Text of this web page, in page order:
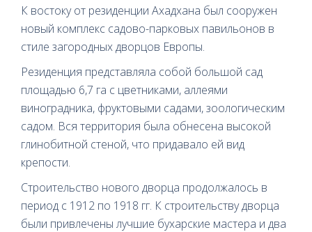
К востоку от резиденции Ахадхана был сооружен
новый комплекс садово-парковых павильонов в
стиле загородных дворцов Европы.
Резиденция представляла собой большой сад
площадью 6,7 га с цветниками, аллеями
виноградника, фруктовыми садами, зоологическим
садом. Вся территория была обнесена высокой
глинобитной стеной, что придавало ей вид
крепости.
Строительство нового дворца продолжалось в
период с 1912 по 1918 гг. К строительству дворца
были привлечены лучшие бухарские мастера и два